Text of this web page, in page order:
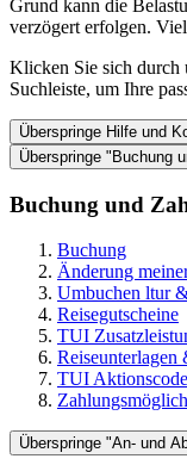
Grund kann die
verzögert erfolgen.
Klicken Sie sich durch
Suchleiste, um Ihre
Überspringe Hilfe und
Überspringe "Buchung
Buchung und
Buchung
Änderung
Umbuchen ltur
Reisegutscheine
TUI
Reiseunterlagen
TUI
Überspringe "An- und